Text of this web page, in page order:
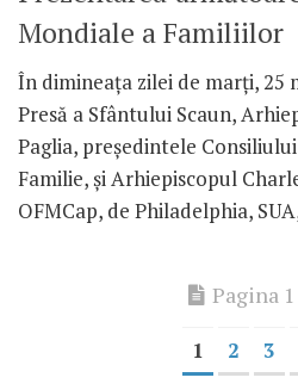
Mondiale a Familiilor
În dimineaţa zilei de marţi, 25
Presă a Sfântului Scaun,
Paglia, preşedintele
Familie, şi Arhiepiscopul
OFMCap, de Philadelphia,
Pagina
1 2 3